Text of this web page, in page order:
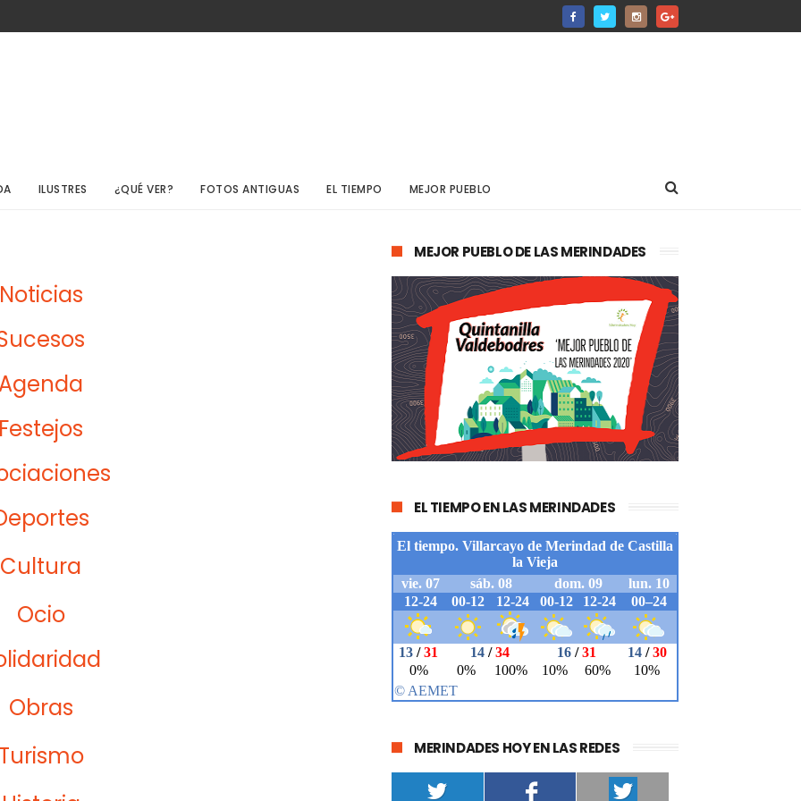
ILUSTRES ¿QUÉ VER? FOTOS ANTIGUAS EL TIEMPO MEJOR PUEBLO
Cultura
Ocio
Obras
MEJOR PUEBLO DE LAS MERINDADES
EL TIEMPO EN LAS MERINDADES
MERINDADES HOY EN LAS REDES